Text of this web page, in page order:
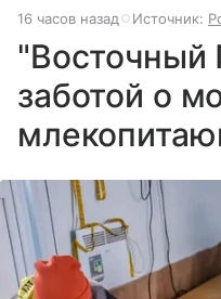
16 часов назад Источник:
"Восточный
заботой о